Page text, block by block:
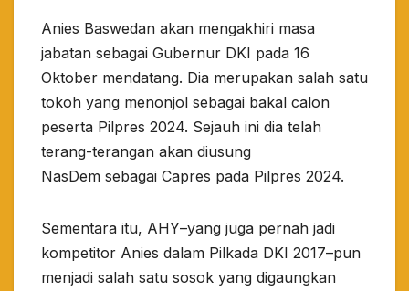
Anies Baswedan akan mengakhiri masa
jabatan sebagai Gubernur DKI pada 16
Oktober mendatang. Dia merupakan salah satu
tokoh yang menonjol sebagai bakal calon
peserta Pilpres 2024. Sejauh ini dia telah
terang-terangan akan diusung
NasDem sebagai Capres pada Pilpres 2024.
Sementara itu, AHY–yang juga pernah jadi
kompetitor Anies dalam Pilkada DKI 2017–pun
menjadi salah satu sosok yang digaungkan